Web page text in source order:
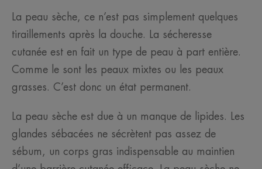
La peau sèche, ce n’est pas simplement quelques
tiraillements après la douche. La sécheresse
cutanée est en fait un type de peau à part entière.
Comme le sont les peaux mixtes ou les peaux
grasses. C’est donc un état permanent.
La peau sèche est due à un manque de lipides. Les
glandes sébacées ne sécrètent pas assez de
sébum, un corps gras indispensable au maintien